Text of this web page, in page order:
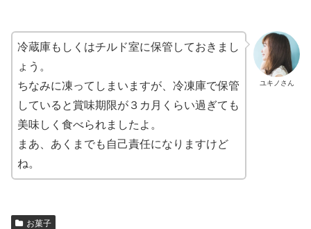
ユキノさん
冷蔵庫もしくはチルド室に保管しておきまし
ょう。
ちなみに凍ってしまいますが、冷凍庫で保管
していると賞味期限が３カ月くらい過ぎても
美味しく食べられましたよ。
まあ、あくまでも自己責任になりますけど
ね。
お菓子